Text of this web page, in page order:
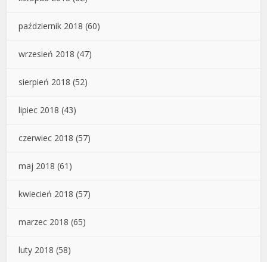
październik 2018 (60)
wrzesień 2018 (47)
sierpień 2018 (52)
lipiec 2018 (43)
czerwiec 2018 (57)
maj 2018 (61)
kwiecień 2018 (57)
marzec 2018 (65)
luty 2018 (58)